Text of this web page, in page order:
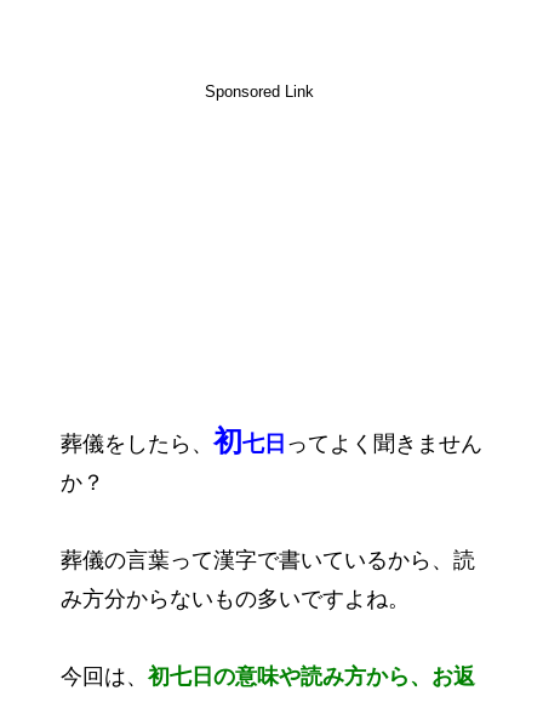
Sponsored Link
葬儀をしたら、 初七日 ってよく聞きません
か？
葬儀の言葉って漢字で書いているから、読
み方分からないもの多いですよね。
今回は、 初七日の意味や読み方から、お返